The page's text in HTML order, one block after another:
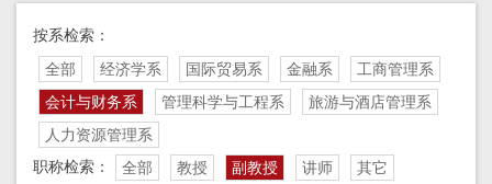
按系检索：
全部 经济学系 国际贸易系 金融系
工商管理系
会计与财务系
管理科学与工程系
旅游与酒店管理系
人力资源管理系
职称检索：
全部 教授 副教授 讲师 其它